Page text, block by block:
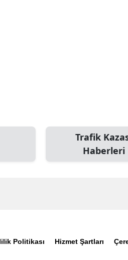
Trafik
Haberleri
Politikası Hizmet Şartları